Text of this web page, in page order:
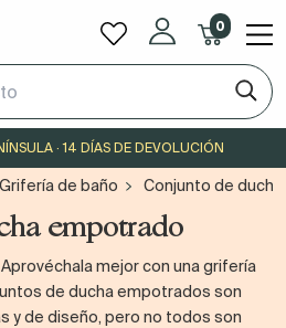
0
· 14 DÍAS DE DEVOLUCIÓN
Grifería de baño Conjunto de
empotrado
Aprovéchala mejor con una grifería
de ducha empotrados son
y de diseño, pero no todos son